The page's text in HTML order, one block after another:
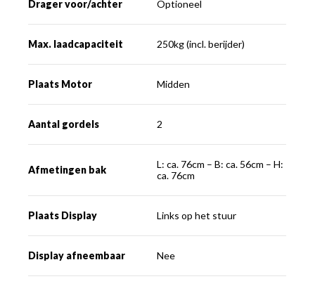
Drager voor/achter Optioneel
Max. laadcapaciteit 250kg (incl. berijder)
Plaats Motor Midden
Aantal gordels 2
Afmetingen bak
L: ca. 76cm – B: ca. 56cm – H:
ca. 76cm
Plaats Display Links op het stuur
Display afneembaar Nee